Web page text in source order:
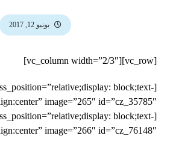
يونيو 12, 2017
[vc_row][vc_column width=”2/3″]
block;text-
block;text-
image=”266″ id=”cz_76148″][/cz_image]